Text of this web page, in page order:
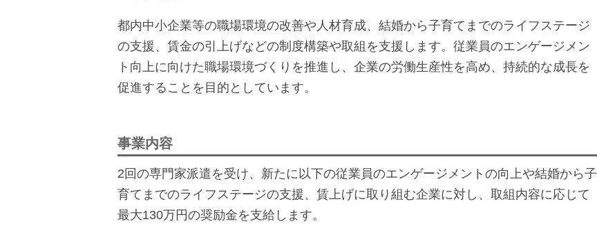
都内中小企業等の職場環境の改善や人材育成、結婚から子育てまでのライフステージ
の支援、賃金の引上げなどの制度構築や取組を支援します。従業員のエンゲージメン
ト向上に向けた職場環境づくりを推進し、企業の労働生産性を高め、持続的な成長を
促進することを目的としています。
事業内容
2回の専門家派遣を受け、新たに以下の従業員のエンゲージメントの向上や結婚から子
育てまでのライフステージの支援、賃上げに取り組む企業に対し、取組内容に応じて
最大130万円の奨励金を支給します。